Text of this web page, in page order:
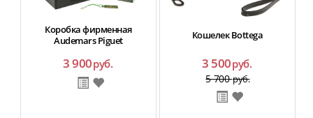
Коробка фирменная
Audemars Piguet
3 900руб.
Кошелек Bottega
3 500руб.
5 700руб.